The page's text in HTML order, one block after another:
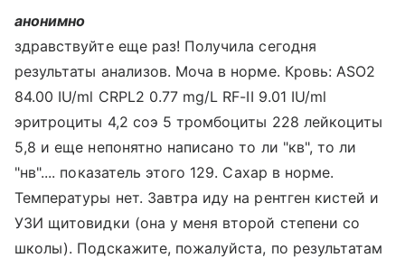
анонимно
здравствуйте еще раз! Получила сегодня
результаты анализов. Моча в норме. Кровь: ASO2
84.00 IU/ml CRPL2 0.77 mg/L RF-II 9.01 IU/ml
эритроциты 4,2 соэ 5 тромбоциты 228 лейкоциты
5,8 и еще непонятно написано то ли "кв", то ли
"нв".... показатель этого 129. Сахар в норме.
Температуры нет. Завтра иду на рентген кистей и
УЗИ щитовидки (она у меня второй степени со
школы). Подскажите, пожалуйста, по результатам